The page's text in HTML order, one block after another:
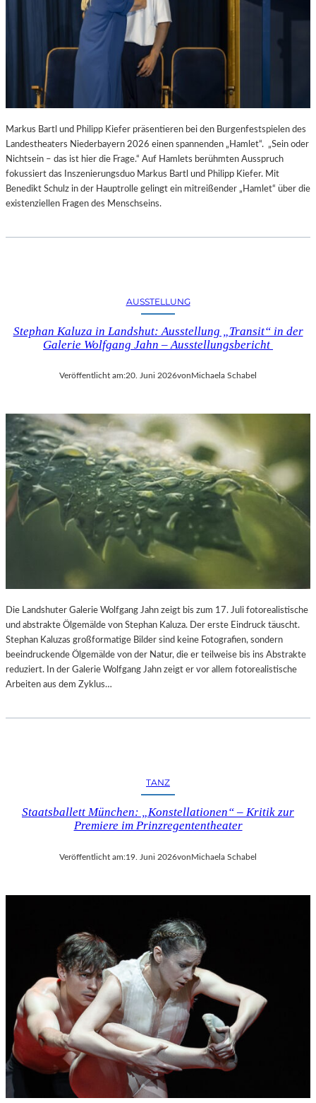
Markus Bartl und Philipp Kiefer präsentieren bei den Burgenfestspielen des
Landestheaters Niederbayern 2026 einen spannenden „Hamlet“. „Sein oder
Nichtsein – das ist hier die Frage.“ Auf Hamlets berühmten Ausspruch
fokussiert das Inszenierungsduo Markus Bartl und Philipp Kiefer. Mit
Benedikt Schulz in der Hauptrolle gelingt ein mitreißender „Hamlet“ über die
existenziellen Fragen des Menschseins.
AUSSTELLUNG
Stephan Kaluza in Landshut: Ausstellung „Transit“ in der
Galerie Wolfgang Jahn – Ausstellungsbericht
Veröffentlicht am:20. Juni 2026vonMichaela Schabel
Die Landshuter Galerie Wolfgang Jahn zeigt bis zum 17. Juli fotorealistische
und abstrakte Ölgemälde von Stephan Kaluza. Der erste Eindruck täuscht.
Stephan Kaluzas großformatige Bilder sind keine Fotografien, sondern
beeindruckende Ölgemälde von der Natur, die er teilweise bis ins Abstrakte
reduziert. In der Galerie Wolfgang Jahn zeigt er vor allem fotorealistische
Arbeiten aus dem Zyklus…
TANZ
Staatsballett München: „Konstellationen“ – Kritik zur
Premiere im Prinzregententheater
Veröffentlicht am:19. Juni 2026vonMichaela Schabel